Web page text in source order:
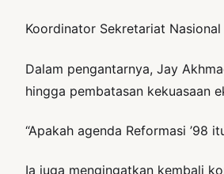
Koordinator Sekretariat
Dalam pengantarnya, Jay
hingga pembatasan kekuasaan
“Apakah agenda Reformasi ’98
Ia juga mengingatkan kembali